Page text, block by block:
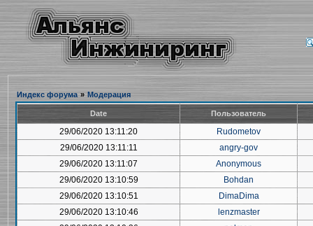
Индекс форума » Модерация
Date Пользователь
29/06/2020 13:11:20
Rudometov
29/06/2020 13:11:11
angry-gov
29/06/2020 13:11:07
Anonymous
29/06/2020 13:10:59
Bohdan
29/06/2020 13:10:51
DimaDima
29/06/2020 13:10:46
lenzmaster